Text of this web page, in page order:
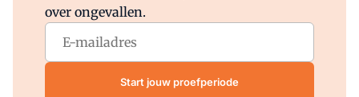
over ongevallen.
Start jouw proefperiode